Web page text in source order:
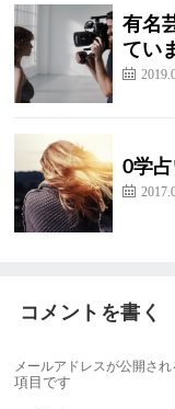
有名
てい
0学
コメントを書く
メールアドレスが公開され
項目です